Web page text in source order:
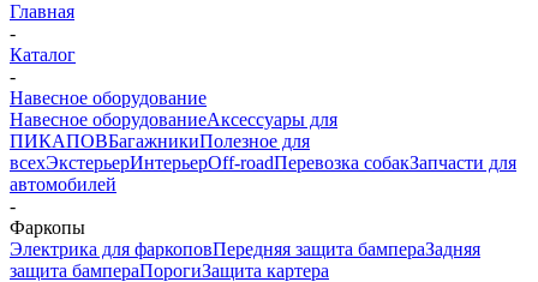
Главная
-
Каталог
-
Навесное оборудование
Навесное оборудованиеАксессуары для
ПИКАПОВБагажникиПолезное для
всехЭкстерьерИнтерьерOff-roadПеревозка собакЗапчасти для
автомобилей
-
Фаркопы
Электрика для фаркоповПередняя защита бампераЗадняя
защита бампераПорогиЗащита картера